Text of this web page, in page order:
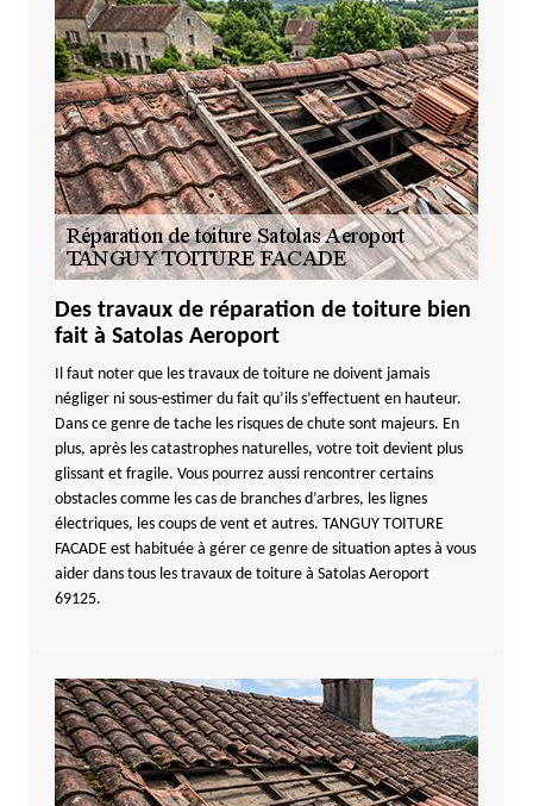
Des travaux de réparation de toiture bien
fait à Satolas Aeroport
Il faut noter que les travaux de toiture ne doivent jamais
négliger ni sous-estimer du fait qu’ils s’effectuent en hauteur.
Dans ce genre de tache les risques de chute sont majeurs. En
plus, après les catastrophes naturelles, votre toit devient plus
glissant et fragile. Vous pourrez aussi rencontrer certains
obstacles comme les cas de branches d’arbres, les lignes
électriques, les coups de vent et autres. TANGUY TOITURE
FACADE est habituée à gérer ce genre de situation aptes à vous
aider dans tous les travaux de toiture à Satolas Aeroport
69125.